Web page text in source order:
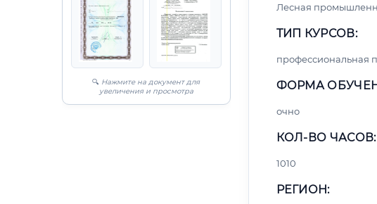
🔍 Нажмите на документ для
увеличения и просмотра
Лесная
ТИП КУРСОВ:
профессиональная
ФОРМА
очно
КОЛ-ВО ЧАСОВ:
1010
РЕГИОН: